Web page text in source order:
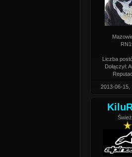
Liczba
Dołączył:
2013-06-15,